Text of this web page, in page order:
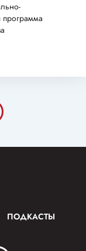
ПОДКАСТЫ